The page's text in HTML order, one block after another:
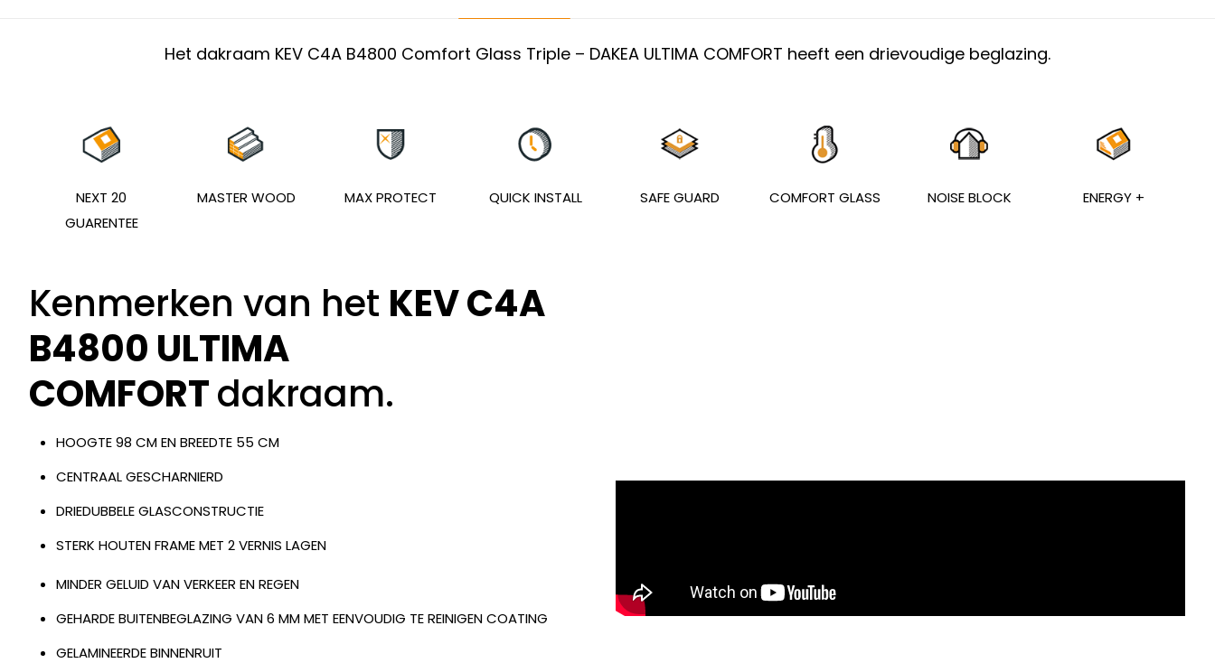
Het dakraam KEV C4A B4800 Comfort Glass Triple – DAKEA ULTIMA COMFORT heeft een drievoudige beglazing.
NEXT 20
GUARENTEE
MASTER WOOD MAX PROTECT QUICK INSTALL SAFE GUARD COMFORT GLASS NOISE BLOCK ENERGY +
Kenmerken van het KEV C4A
B4800 ULTIMA
COMFORTdakraam.
HOOGTE 98 CM EN BREEDTE 55 CM
CENTRAAL GESCHARNIERD
DRIEDUBBELE GLASCONSTRUCTIE
STERK HOUTEN FRAME MET 2 VERNIS LAGEN
MINDER GELUID VAN VERKEER EN REGEN
GEHARDE BUITENBEGLAZING VAN 6 MM MET EENVOUDIG TE REINIGEN COATING
GELAMINEERDE BINNENRUIT